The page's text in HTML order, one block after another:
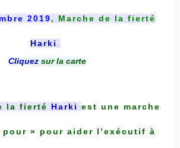
2019, Marche de la fierté
Harki
Cliquez sur la carte
la fierté Harki est une marche
pour » pour aider l’exécutif à